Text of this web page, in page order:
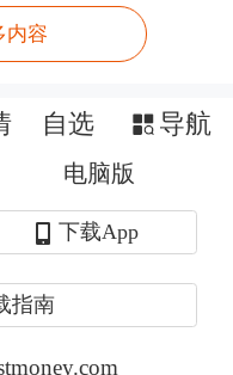
并不是杀跌，
。北京一家保
期向好的态势
大，但保险资
内容
自选 导航
电脑版
下载App
指南